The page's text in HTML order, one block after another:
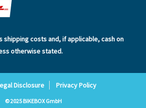
shipping costsand, if applicable, cash on
otherwise stated.
Disclosure Privacy Policy
© 2025 BIKEBOX GmbH